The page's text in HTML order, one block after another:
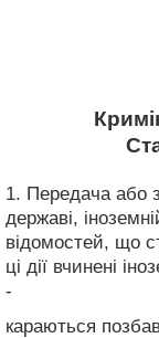
1. Передача або
державі,
відомостей, що
ці дії вчинені
-
караються